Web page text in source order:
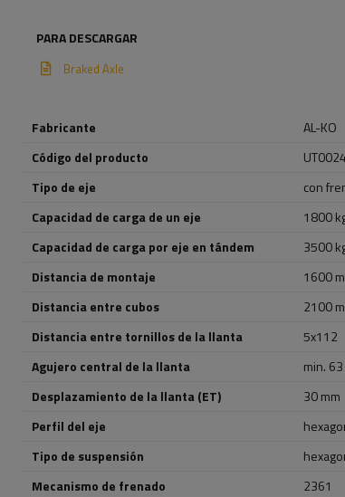
PARA DESCARGAR
Braked Axle
Fabricante
AL-KO
Código del producto
Tipo de eje
con
Capacidad de carga de un eje
1800
Capacidad de carga por eje en tándem
3500
Distancia de montaje
1600
Distancia entre cubos
2100
Distancia entre tornillos de la llanta
5x112
Agujero central de la llanta
min.
Desplazamiento de la llanta (ET)
30 mm
Perfil del eje
Tipo de suspensión
Mecanismo de frenado
2361